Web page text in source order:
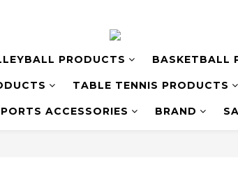
PRODUCTS BASKETBALL
TABLE TENNIS PRODUCTS
ACCESSORIES BRAND